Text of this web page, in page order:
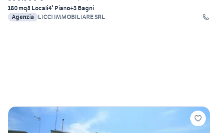
180 mq8 Locali4° Piano+3 Bagni
Agenzia
LICCI IMMOBILIARE SRL